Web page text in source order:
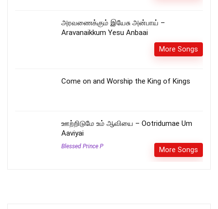
அரவணைக்கும் இயேசு அன்பாய் –
Aravanaikkum Yesu Anbaai
More Songs
Come on and Worship the King of Kings
ஊற்றிடுமே உம் ஆவியை – Ootridumae Um
Aaviyai
Blessed Prince P More Songs